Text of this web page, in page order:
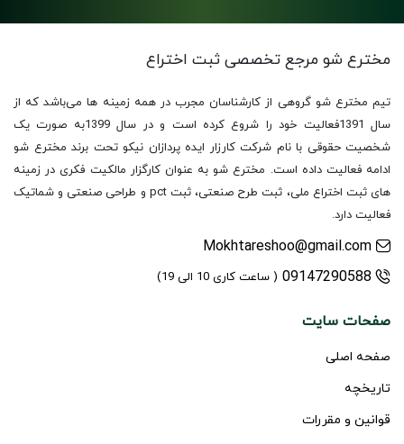
مخترع شو مرجع تخصصیثبت اختراع
تیم مخترع شو گروهی از کارشناسان مجرب در همه زمینه ها می‌باشد که از
سال 1391فعالیت خود را شروع کرده است و در سال 1399به صورت یک
شخصیت حقوقی با نام شرکت کارزار ایده پردازان نیکو تحت برند مخترع شو
ادامه فعالیت داده است. مخترع شو به عنوان کارگزار مالکیت فکری در زمینه
های ثبت اختراع ملی، ثبت طرح صنعتی، ثبت pct و طراحی صنعتی و شماتیک
فعالیت دارد.
Mokhtareshoo@gmail.com
09147290588 ( ساعت کاری 10 الی 19)
صفحات سایت
صفحه اصلی
تاریخچه
قوانین و مقررات